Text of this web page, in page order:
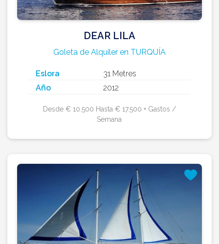
DEAR LILA
Goleta de Alquiler en TURQUÍA
Eslora
31 Metres
Año
2012
Desde € 10.500 Hasta € 17.500 + Gastos /
Semana